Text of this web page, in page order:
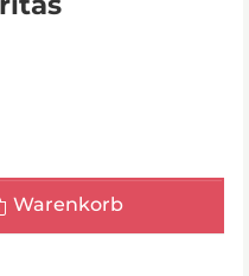
Warenkorb